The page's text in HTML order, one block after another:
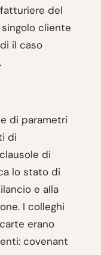
del
cliente
il caso
di parametri
di
di
lo stato di
e alla
I colleghi
erano
covenant